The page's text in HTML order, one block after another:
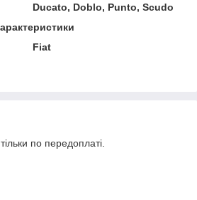
Ducato, Doblo, Punto, Scudo
Fiat
по передоплаті.